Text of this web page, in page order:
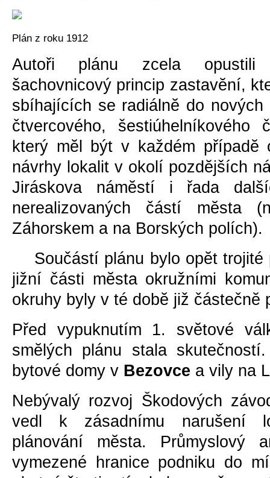
Plán z roku 1912
Autoři plánu zcela opustili
šachovnicový princip zastavĕní,
sbíhajících se radiálnĕ do nových
čtvercového, šestiúhelníkového
který mĕl být v každém případĕ
návrhy lokalit v okolí pozdĕjších
Jiráskova námĕstí i řada
nerealizovaných částí mĕsta
Záhorskem a na Borských polích).
Součástí plánu bylo opĕt
jižní části mĕsta okružními
okruhy byly v té dobĕ již částečnĕ
Před vypuknutím 1. svĕtové
smĕlých plánu stala
bytové domy v Bezovce a vily na
Nebývalý rozvoj Škodových
vedl k zásadnímu narušení
plánování mĕsta. Průmyslový
vymezené hranice podniku do